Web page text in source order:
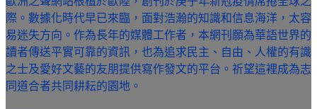
際。數據化時代早已來臨，面對浩瀚的知識和信息海洋，太容
易迷失方向。作為長年的媒體工作者，本網刊願為華語世界的
讀者傳送平實可靠的資訊，也為追求民主、自由、人權的有識
之士及愛好文藝的友朋提供寫作發文的平台。祈望這裡成為志
同道合者共同耕耘的園地。